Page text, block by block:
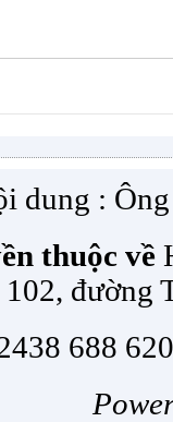
dung :
thuộc về
đường
688